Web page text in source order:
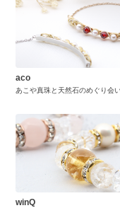
aco
あこや真珠と天然石のめぐり会
winQ